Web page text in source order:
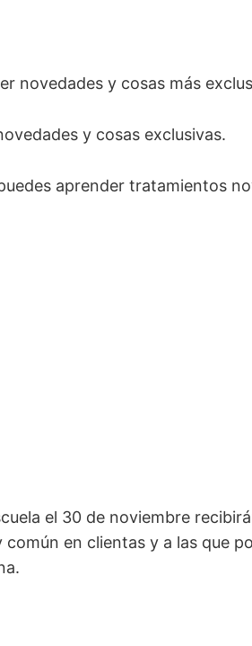
novedades y cosas más
y cosas exclusivas.
aprender tratamientos
el 30 de noviembre
común en clientas y a las que